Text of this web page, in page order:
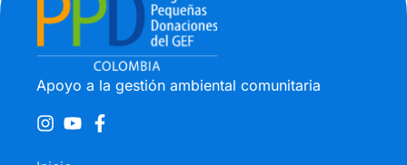
Apoyo a la gestión ambiental comunitaria